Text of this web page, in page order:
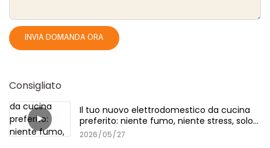
INVIA DOMANDA ORA
Consigliato
Il tuo nuovo elettrodomestico da cucina
preferito: niente fumo, niente stress, solo
griglia
2026 05 27